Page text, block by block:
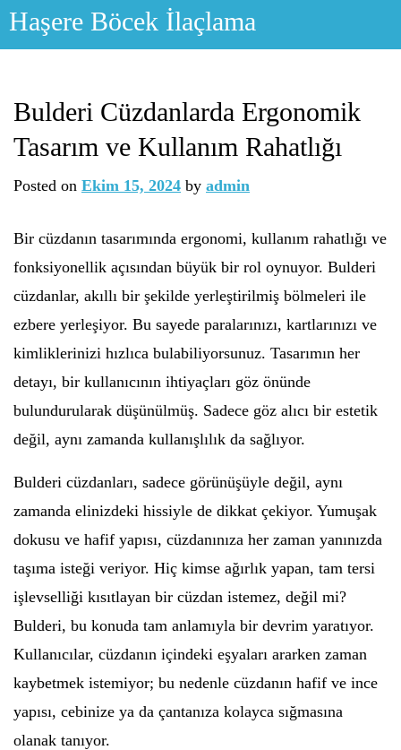
Skip
Haşere Böcek İlaçlama
Bulderi Cüzdanlarda Ergonomik
Tasarım ve Kullanım Rahatlığı
Posted on Ekim 15, 2024 by admin
Bir cüzdanın tasarımında ergonomi, kullanım rahatlığı ve
fonksiyonellik açısından büyük bir rol oynuyor. Bulderi
cüzdanlar, akıllı bir şekilde yerleştirilmiş bölmeleri ile
ezbere yerleşiyor. Bu sayede paralarınızı, kartlarınızı ve
kimliklerinizi hızlıca bulabiliyorsunuz. Tasarımın her
detayı, bir kullanıcının ihtiyaçları göz önünde
bulundurularak düşünülmüş. Sadece göz alıcı bir estetik
değil, aynı zamanda kullanışlılık da sağlıyor.
Bulderi cüzdanları, sadece görünüşüyle değil, aynı
zamanda elinizdeki hissiyle de dikkat çekiyor. Yumuşak
dokusu ve hafif yapısı, cüzdanınıza her zaman yanınızda
taşıma isteği veriyor. Hiç kimse ağırlık yapan, tam tersi
işlevselliği kısıtlayan bir cüzdan istemez, değil mi?
Bulderi, bu konuda tam anlamıyla bir devrim yaratıyor.
Kullanıcılar, cüzdanın içindeki eşyaları ararken zaman
kaybetmek istemiyor; bu nedenle cüzdanın hafif ve ince
yapısı, cebinize ya da çantanıza kolayca sığmasına
olanak tanıyor.